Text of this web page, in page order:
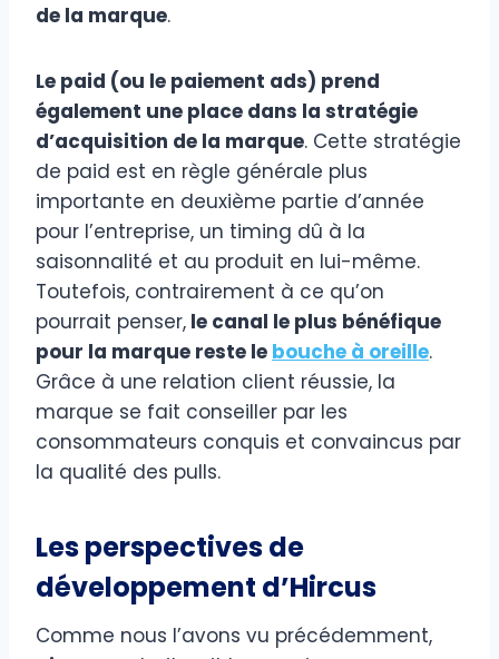
de la marque.
Le paid (ou le paiement ads) prend
également une place dans la stratégie
d’acquisition de la marque. Cette stratégie
de paid est en règle générale plus
importante en deuxième partie d’année
pour l’entreprise, un timing dû à la
saisonnalité et au produit en lui-même.
Toutefois, contrairement à ce qu’on
pourrait penser, le canal le plus bénéfique
pour la marque reste le bouche à oreille.
Grâce à une relation client réussie, la
marque se fait conseiller par les
consommateurs conquis et convaincus par
la qualité des pulls.
Les perspectives de
développement d’Hircus
Comme nous l’avons vu précédemment,